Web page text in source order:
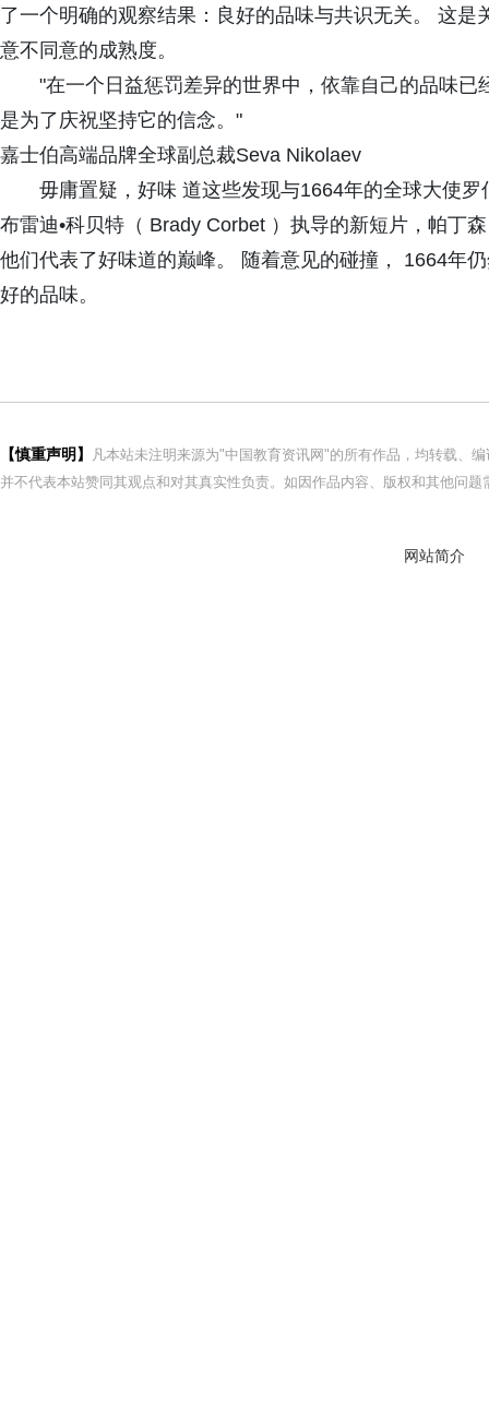
了一个明确的观察结果：良好的品味与共识无关。 这
意不同意的成熟度。
"在一个日益惩罚差异的世界中，依靠自己的品味
是为了庆祝坚持它的信念。"
嘉士伯高端品牌全球副总裁Seva Nikolaev
毋庸置疑，好味 道这些发现与1664年的全球大使
布雷迪•科贝特（ Brady Corbet ）执导的新短片，帕丁
他们代表了好味道的巅峰。 随着意见的碰撞， 1664年
好的品味。
【慎重声明】
凡本站未注明来源为"中国教育资讯网"的所有作品，均转载、
并不代表本站赞同其观点和对其真实性负责。如因作品内容、版权和其他问
网站简介